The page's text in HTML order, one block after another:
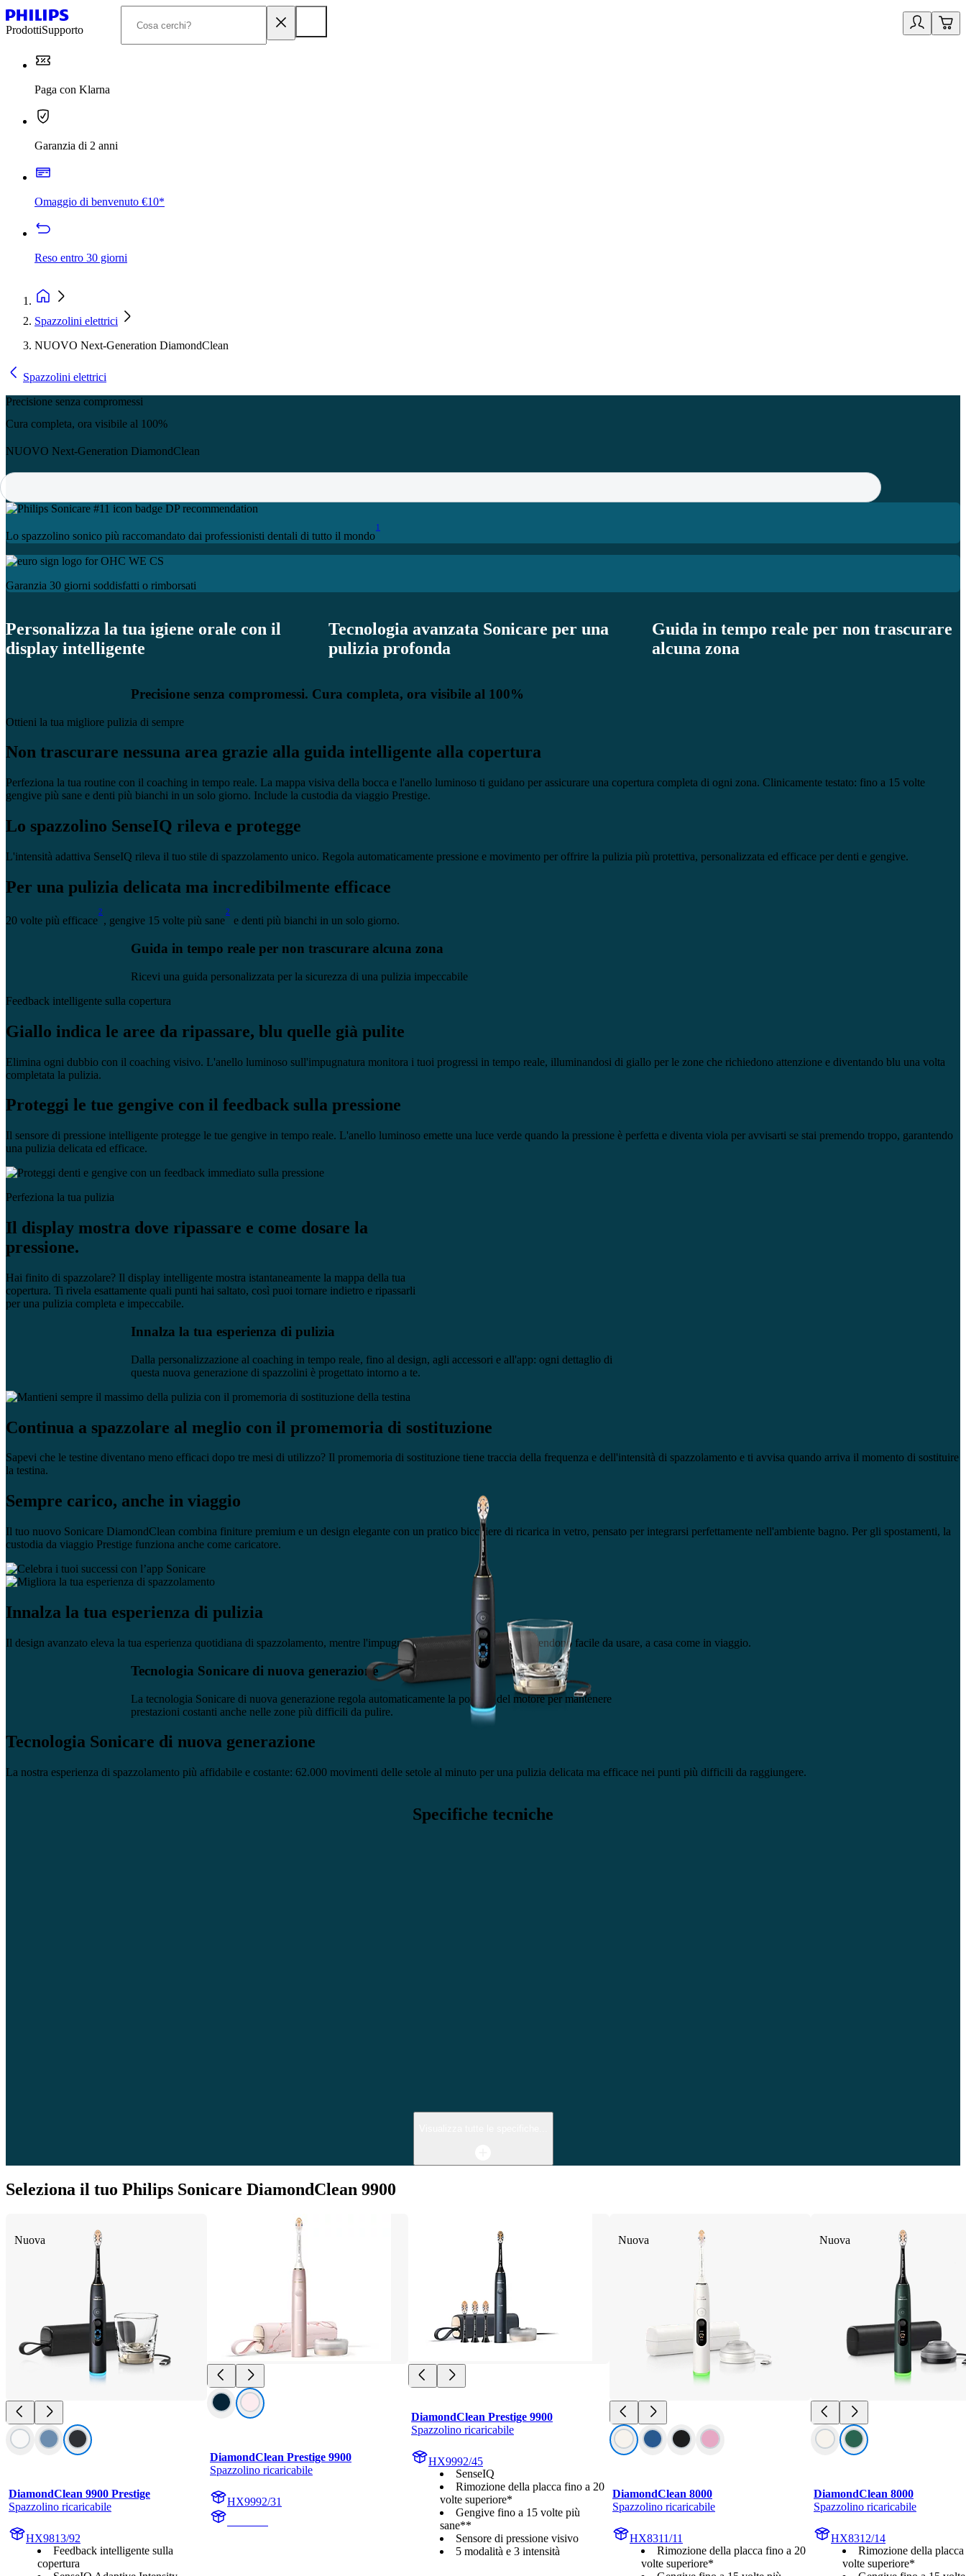
ProdottiSupporto
Paga con Klarna
Garanzia di 2 anni
Omaggio di benvenuto €10*
Reso entro 30 giorni
Spazzolini elettrici
NUOVO Next-Generation DiamondClean
Spazzolini elettrici
Precisione senza compromessi
Cura completa, ora visibile al 100%
NUOVO Next-Generation DiamondClean
Lo spazzolino sonico più raccomandato dai professionisti dentali di tutto il mondo
1
Garanzia 30 giorni soddisfatti o rimborsati
Personalizza la tua igiene orale con il
display intelligente
Tecnologia avanzata Sonicare per una
pulizia profonda
Guida in tempo reale per non trascurare
alcuna zona
Precisione senza compromessi. Cura completa, ora visibile al 100%
Ottieni la tua migliore pulizia di sempre
Non trascurare nessuna area grazie alla guida intelligente alla copertura
Perfeziona la tua routine con il coaching in tempo reale. La mappa visiva della bocca e l'anello luminoso ti guidano per assicurare una copertura completa di ogni zona. Clinicamente testato: fino a 15 volte
gengive più sane e denti più bianchi in un solo giorno. Include la custodia da viaggio Prestige.
Lo spazzolino SenseIQ rileva e protegge
L'intensità adattiva SenseIQ rileva il tuo stile di spazzolamento unico. Regola automaticamente pressione e movimento per offrire la pulizia più protettiva, personalizzata ed efficace per denti e gengive.
Per una pulizia delicata ma incredibilmente efficace
20 volte più efficace
2
, gengive 15 volte più sane
2
e denti più bianchi in un solo giorno.
Guida in tempo reale per non trascurare alcuna zona
Ricevi una guida personalizzata per la sicurezza di una pulizia impeccabile
Feedback intelligente sulla copertura
Giallo indica le aree da ripassare, blu quelle già pulite
Elimina ogni dubbio con il coaching visivo. L'anello luminoso sull'impugnatura monitora i tuoi progressi in tempo reale, illuminandosi di giallo per le zone che richiedono attenzione e diventando blu una volta
completata la pulizia.
Proteggi le tue gengive con il feedback sulla pressione
Il sensore di pressione intelligente protegge le tue gengive in tempo reale. L'anello luminoso emette una luce verde quando la pressione è perfetta e diventa viola per avvisarti se stai premendo troppo, garantendo
una pulizia delicata ed efficace.
Perfeziona la tua pulizia
Il display mostra dove ripassare e come dosare la
pressione.
Hai finito di spazzolare? Il display intelligente mostra istantaneamente la mappa della tua
copertura. Ti rivela esattamente quali punti hai saltato, così puoi tornare indietro e ripassarli
per una pulizia completa e impeccabile.
Innalza la tua esperienza di pulizia
Dalla personalizzazione al coaching in tempo reale, fino al design, agli accessori e all'app: ogni dettaglio di
questa nuova generazione di spazzolini è progettato intorno a te.
Continua a spazzolare al meglio con il promemoria di sostituzione
Sapevi che le testine diventano meno efficaci dopo tre mesi di utilizzo? Il promemoria di sostituzione tiene traccia della frequenza e dell'intensità di spazzolamento e ti avvisa quando arriva il momento di sostituire
la testina.
Sempre carico, anche in viaggio
Il tuo nuovo Sonicare DiamondClean combina finiture premium e un design elegante con un pratico bicchiere di ricarica in vetro, pensato per integrarsi perfettamente nell'ambiente bagno. Per gli spostamenti, la
custodia da viaggio Prestige funziona anche come caricatore.
Innalza la tua esperienza di pulizia
Il design avanzato eleva la tua esperienza quotidiana di spazzolamento, mentre l'impugnatura sottile e gli accessori lo rendono facile da usare, a casa come in viaggio.
Tecnologia Sonicare di nuova generazione
La tecnologia Sonicare di nuova generazione regola automaticamente la potenza del motore per mantenere
prestazioni costanti anche nelle zone più difficili da pulire.
Tecnologia Sonicare di nuova generazione
La nostra esperienza di spazzolamento più affidabile e costante: 62.000 movimenti delle setole al minuto per una pulizia delicata ma efficace nei punti più difficili da raggiungere.
Specifiche tecniche
Seleziona il tuo Philips Sonicare DiamondClean 9900
Nuova
DiamondClean 9900 Prestige
Spazzolino ricaricabile
HX9813/92
Feedback intelligente sulla
copertura
DiamondClean Prestige 9900
Spazzolino ricaricabile
HX9992/31
DiamondClean Prestige 9900
Spazzolino ricaricabile
HX9992/45
SenseIQ
Rimozione della placca fino a 20
volte superiore*
Gengive fino a 15 volte più
sane**
Sensore di pressione visivo
5 modalità e 3 intensità
Nuova
DiamondClean 8000
Spazzolino ricaricabile
HX8311/11
Rimozione della placca fino a 20
volte superiore*
Nuova
DiamondClean 8000
Spazzolino ricaricabile
HX8312/14
Rimozione della
volte superiore*